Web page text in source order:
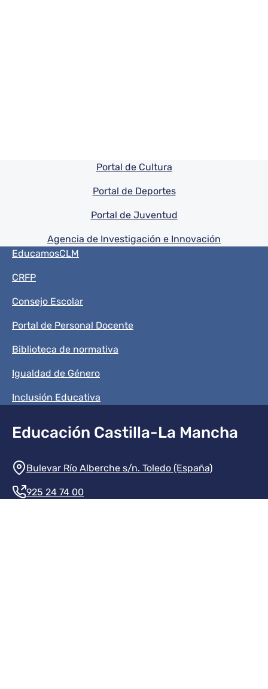
Pie de pagina información
Portal de Cultura
Portal de Deportes
Portal de Juventud
Agencia de Investigación e Innovación
Menú del pie
EducamosCLM
CRFP
Consejo Escolar
Portal de Personal Docente
Biblioteca de normativa
Igualdad de Género
Inclusión Educativa
Educación Castilla-La Mancha
Información de la institución
Bulevar Río Alberche s/n. Toledo (España)
925 24 74 00